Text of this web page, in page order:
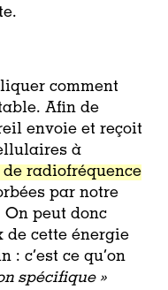
comment
Afin de
envoie et reçoit
à
de radiofréquence
par notre
On peut donc
de cette énergie
: c’est ce qu’on
spécifique »